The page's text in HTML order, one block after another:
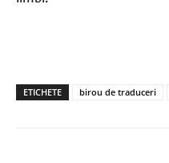
ETICHETE birou de traduceri